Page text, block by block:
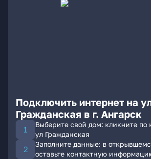
Подключить интернет на
Гражданская в г. Ангарск
Выберите свой дом: кликните по
ул Гражданская
Заполните данные: в
оставьте контактную